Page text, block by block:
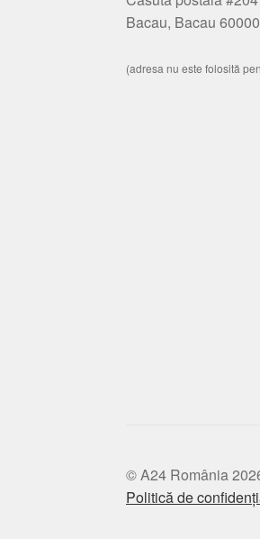
Bacau, Bacau
(adresa nu este folosită
© A24 România
Politică de